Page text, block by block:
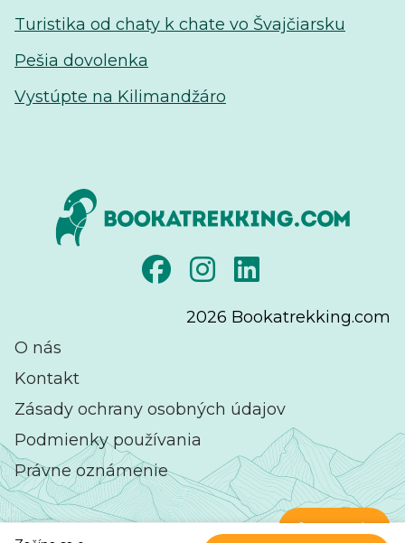
Turistika od chaty k chate vo Švajčiarsku
Pešia dovolenka
Vystúpte na Kilimandžáro
2026 Bookatrekking.com
O nás
Kontakt
Zásady ochrany osobných údajov
Podmienky používania
Právne oznámenie
Kontakt